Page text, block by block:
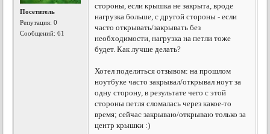
Посетитель
Репутация:0
Сообщений: 61
стороны, если крышка не закрыта, вроде
нагрузка больше, с другой стороны - если
часто открывать/закрывать без
необходимости, нагрузка на петли тоже
будет. Как лучше делать?
Хотел поделиться отзывом: на прошлом
ноутбуке часто закрывал/открывал ноут за
одну сторону, в результате чего с этой
стороны петля сломалась через какое-то
время; сейчас закрываю/открываю только за
центр крышки :)